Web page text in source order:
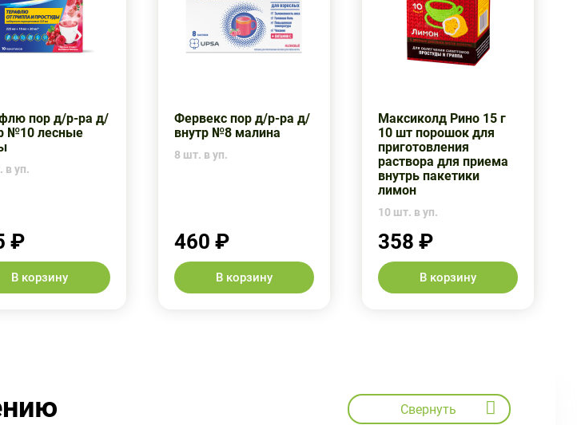
пор д/р-ра д/
№10 лесные
в уп.
₽
В корзину
Фервекс пор д/р-ра д/
внутр №8 малина
8 шт. в уп.
460 ₽
В корзину
Максиколд Рино 15 г
10 шт порошок для
приготовления
раствора для приема
внутрь пакетики
лимон
10 шт. в уп.
358 ₽
В корзину
Свернуть